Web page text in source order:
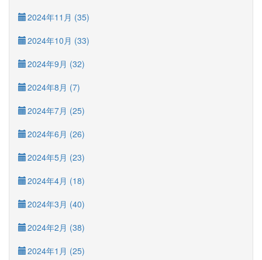
2024年11月 (35)
2024年10月 (33)
2024年9月 (32)
2024年8月 (7)
2024年7月 (25)
2024年6月 (26)
2024年5月 (23)
2024年4月 (18)
2024年3月 (40)
2024年2月 (38)
2024年1月 (25)